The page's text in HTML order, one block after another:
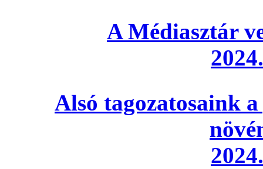
A Médiasztár
Alsó tagozatosaink